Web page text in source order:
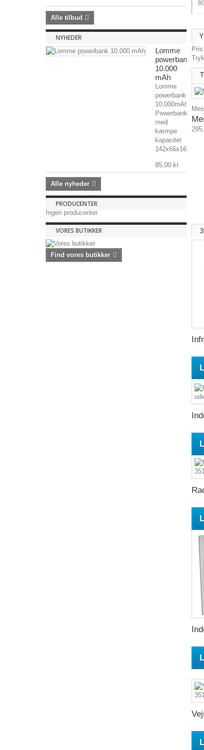
Alle tilbud
NYHEDER
Lomme
powerbank
10.000
mAh
Lomme
powerbank
10.000mAh
Powerbank
med
kæmpe
kapacitet
142x66x16mm,...
85,00 kr
Alle nyheder
PRODUCENTER
Ingen producenter
VORES BUTIKKER
Find vores butikker